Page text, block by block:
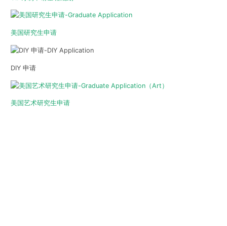
美国研究生申请
DIY 申请
美国艺术研究生申请